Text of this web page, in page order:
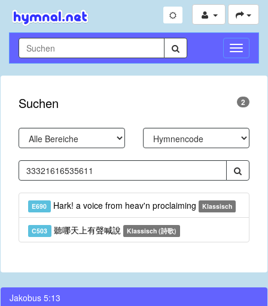
Suchen 2
E690 Hark! a voice from heav'n proclaiming Klassisch
C503 聽哪天上有聲喊說 Klassisch (詩歌)
Jakobus 5:13